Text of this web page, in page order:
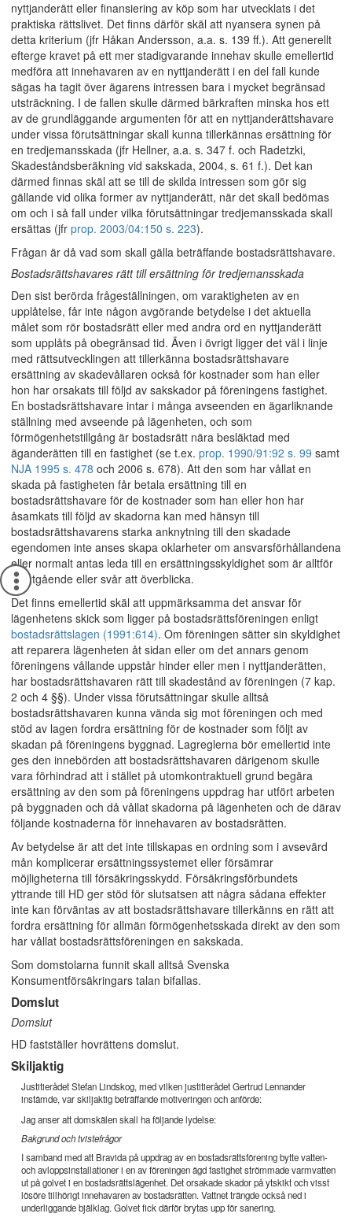
nyttjanderätt eller finansiering av köp som har utvecklats i det
praktiska rättslivet. Det finns därför skäl att nyansera synen på
detta kriterium (jfr Håkan Andersson, a.a. s. 139 ff.). Att generellt
efterge kravet på ett mer stadigvarande innehav skulle emellertid
medföra att innehavaren av en nyttjanderätt i en del fall kunde
sägas ha tagit över ägarens intressen bara i mycket begränsad
utsträckning. I de fallen skulle därmed bärkraften minska hos ett
av de grundläggande argumenten för att en nyttjanderättshavare
under vissa förutsättningar skall kunna tillerkännas ersättning för
en tredjemansskada (jfr Hellner, a.a. s. 347 f. och Radetzki,
Skadeståndsberäkning vid sakskada, 2004, s. 61 f.). Det kan
därmed finnas skäl att se till de skilda intressen som gör sig
gällande vid olika former av nyttjanderätt, när det skall bedömas
om och i så fall under vilka förutsättningar tredjemansskada skall
ersättas (jfr prop. 2003/04:150 s. 223).
Frågan är då vad som skall gälla beträffande bostadsrättshavare.
Bostadsrättshavares rätt till ersättning för tredjemansskada
Den sist berörda frågeställningen, om varaktigheten av en
upplåtelse, får inte någon avgörande betydelse i det aktuella
målet som rör bostadsrätt eller med andra ord en nyttjanderätt
som upplåts på obegränsad tid. Även i övrigt ligger det väl i linje
med rättsutvecklingen att tillerkänna bostadsrättshavare
ersättning av skadevållaren också för kostnader som han eller
hon har orsakats till följd av sakskador på föreningens fastighet.
En bostadsrättshavare intar i många avseenden en ägarliknande
ställning med avseende på lägenheten, och som
förmögenhetstillgång är bostadsrätt nära besläktad med
äganderätten till en fastighet (se t.ex. prop. 1990/91:92 s. 99 samt
NJA 1995 s. 478 och 2006 s. 678). Att den som har vållat en
skada på fastigheten får betala ersättning till en
bostadsrättshavare för de kostnader som han eller hon har
åsamkats till följd av skadorna kan med hänsyn till
bostadsrättshavarens starka anknytning till den skadade
egendomen inte anses skapa oklarheter om ansvarsförhållandena
eller normalt antas leda till en ersättningsskyldighet som är alltför
långtgående eller svår att överblicka.
Det finns emellertid skäl att uppmärksamma det ansvar för
lägenhetens skick som ligger på bostadsrättsföreningen enligt
bostadsrättslagen (1991:614). Om föreningen sätter sin skyldighet
att reparera lägenheten åt sidan eller om det annars genom
föreningens vållande uppstår hinder eller men i nyttjanderätten,
har bostadsrättshavaren rätt till skadestånd av föreningen (7 kap.
2 och 4 §§). Under vissa förutsättningar skulle alltså
bostadsrättshavaren kunna vända sig mot föreningen och med
stöd av lagen fordra ersättning för de kostnader som följt av
skadan på föreningens byggnad. Lagreglerna bör emellertid inte
ges den innebörden att bostadsrättshavaren därigenom skulle
vara förhindrad att i stället på utomkontraktuell grund begära
ersättning av den som på föreningens uppdrag har utfört arbeten
på byggnaden och då vållat skadorna på lägenheten och de därav
följande kostnaderna för innehavaren av bostadsrätten.
Av betydelse är att det inte tillskapas en ordning som i avsevärd
mån komplicerar ersättningssystemet eller försämrar
möjligheterna till försäkringsskydd. Försäkringsförbundets
yttrande till HD ger stöd för slutsatsen att några sådana effekter
inte kan förväntas av att bostadsrättshavare tillerkänns en rätt att
fordra ersättning för allmän förmögenhetsskada direkt av den som
har vållat bostadsrättsföreningen en sakskada.
Som domstolarna funnit skall alltså Svenska
Konsumentförsäkringars talan bifallas.
Domslut
Domslut
HD fastställer hovrättens domslut.
Skiljaktig
Justitierådet Stefan Lindskog, med vilken justitierådet Gertrud Lennander
instämde, var skiljaktig beträffande motiveringen och anförde:
Jag anser att domskälen skall ha följande lydelse:
Bakgrund och tvistefrågor
I samband med att Bravida på uppdrag av en bostadsrättsförening bytte vatten-
och avloppsinstallationer i en av föreningen ägd fastighet strömmade varmvatten
ut på golvet i en bostadsrättslägenhet. Det orsakade skador på ytskikt och visst
lösöre tillhörigt innehavaren av bostadsrätten. Vattnet trängde också ned i
underliggande bjälklag. Golvet fick därför brytas upp för sanering.